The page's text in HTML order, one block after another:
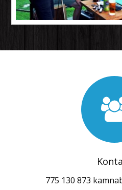
775 130 873